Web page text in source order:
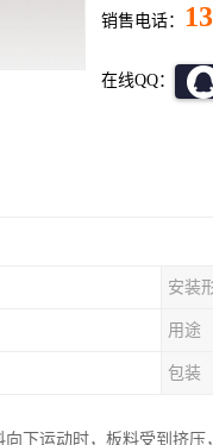
销售电话：
在线QQ：
安装
用途
包装
下运动时，板料受到挤